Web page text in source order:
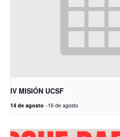
IV MISIÓN UCSF
14 de agosto -16 de agosto